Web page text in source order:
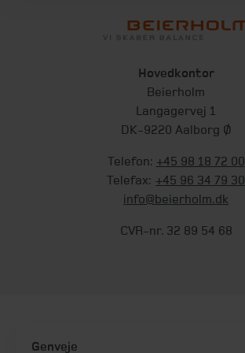
Hovedkontor
Beierholm
Langagervej 1
DK-9220 Aalborg Ø
Telefon: +45 98 18 72 00
Telefax: +45 96 34 79 30
info@beierholm.dk
CVR-nr. 32 89 54 68
Genveje